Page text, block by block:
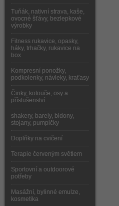
Tuňák, nativní strava, kaše,
ovocné šťávy, bezlepkové
výrobky
Fitness rukavice, opasky,
háky, trhačky, rukavice na
box
Kompresní ponožky,
podkolenky, návleky, kraťasy
Činky, kotouče, osy a
příslušenství
shakery, barely, bidony,
stojany, pumpičky
Doplňky na cvičení
Terapie červeným světlem
Sportovní a outdoorové
potřeby
Masážní, bylinné emulze,
kosmetika